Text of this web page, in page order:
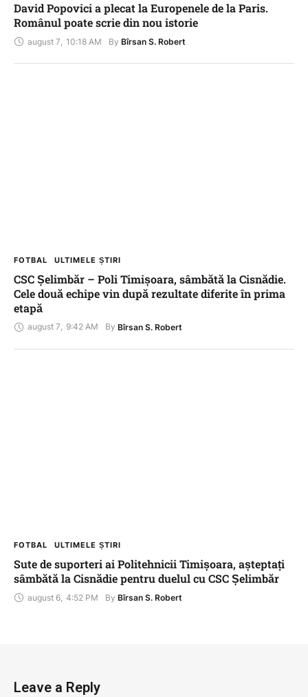
David Popovici a plecat la Europenele de la Paris.
Românul poate scrie din nou istorie
august 7 10:18 AM By Bîrsan S. Robert
FOTBAL ULTIMELE ȘTIRI
CSC Șelimbăr – Poli Timișoara, sâmbătă la Cisnădie.
Cele două echipe vin după rezultate diferite în prima
etapă
august 7, 9:42 AM By Bîrsan S. Robert
FOTBAL ULTIMELE ȘTIRI
Sute de suporteri ai Politehnicii Timișoara, așteptați
sâmbătă la Cisnădie pentru duelul cu CSC Șelimbăr
august 6 4:52 PM By Bîrsan S. Robert
Leave a Reply